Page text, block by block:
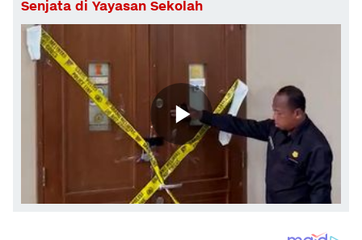
Senjata di Yayasan Sekolah